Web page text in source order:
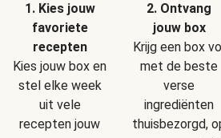
1. Kies jouw
favoriete
recepten
Kies jouw box en
stel elke week
uit vele
recepten jouw
2. Ontvang
jouw box
Krijg een box vol
met de beste
verse
ingrediënten
thuisbezorgd,